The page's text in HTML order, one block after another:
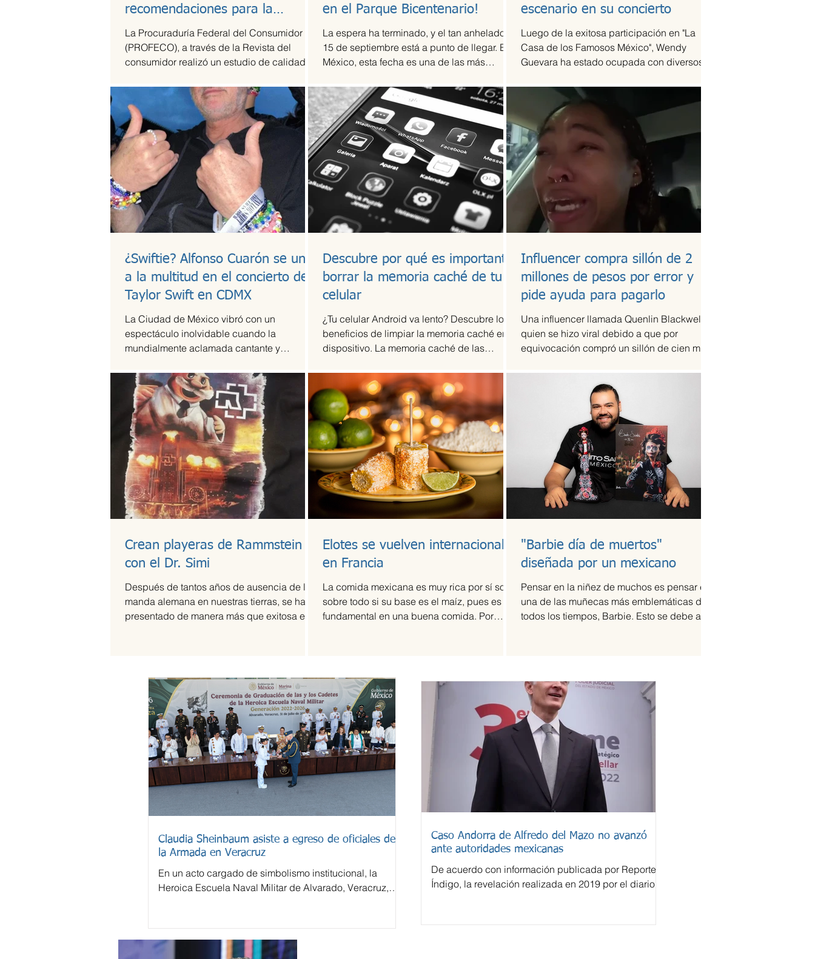
recomendaciones para la
lonchera
La Procuraduría Federal del Consumidor
(PROFECO), a través de la Revista del
consumidor realizó un estudio de calidad a
en el Parque Bicentenario!
La espera ha terminado, y el tan anhelado
15 de septiembre está a punto de llegar. En
México, esta fecha es una de las más
escenario en su concierto
Luego de la exitosa participación en "La
Casa de los Famosos México", Wendy
Guevara ha estado ocupada con diversos
¿Swiftie? Alfonso Cuarón se une
a la multitud en el concierto de
Taylor Swift en CDMX
La Ciudad de México vibró con un
espectáculo inolvidable cuando la
mundialmente aclamada cantante y
Descubre por qué es importante
borrar la memoria caché de tu
celular
¿Tu celular Android va lento? Descubre los
beneficios de limpiar la memoria caché en tu
dispositivo. La memoria caché de las
Influencer compra sillón de 2
millones de pesos por error y
pide ayuda para pagarlo
Una influencer llamada Quenlin Blackwell,
quien se hizo viral debido a que por
equivocación compró un sillón de cien mil
Crean playeras de Rammstein
con el Dr. Simi
Después de tantos años de ausencia de la
manda alemana en nuestras tierras, se ha
presentado de manera más que exitosa en
Elotes se vuelven internacionales
en Francia
La comida mexicana es muy rica por sí sola,
sobre todo si su base es el maíz, pues es
fundamental en una buena comida. Por
"Barbie día de muertos"
diseñada por un mexicano
Pensar en la niñez de muchos es pensar en
una de las muñecas más emblemáticas de
todos los tiempos, Barbie. Esto se debe a la
Claudia Sheinbaum asiste a egreso de oficiales de
la Armada en Veracruz
En un acto cargado de simbolismo institucional, la
Heroica Escuela Naval Militar de Alvarado, Veracruz,
Caso Andorra de Alfredo del Mazo no avanzó
ante autoridades mexicanas
De acuerdo con información publicada por Reporte
Índigo, la revelación realizada en 2019 por el diario
derivó en una investigación penal en México, pese a